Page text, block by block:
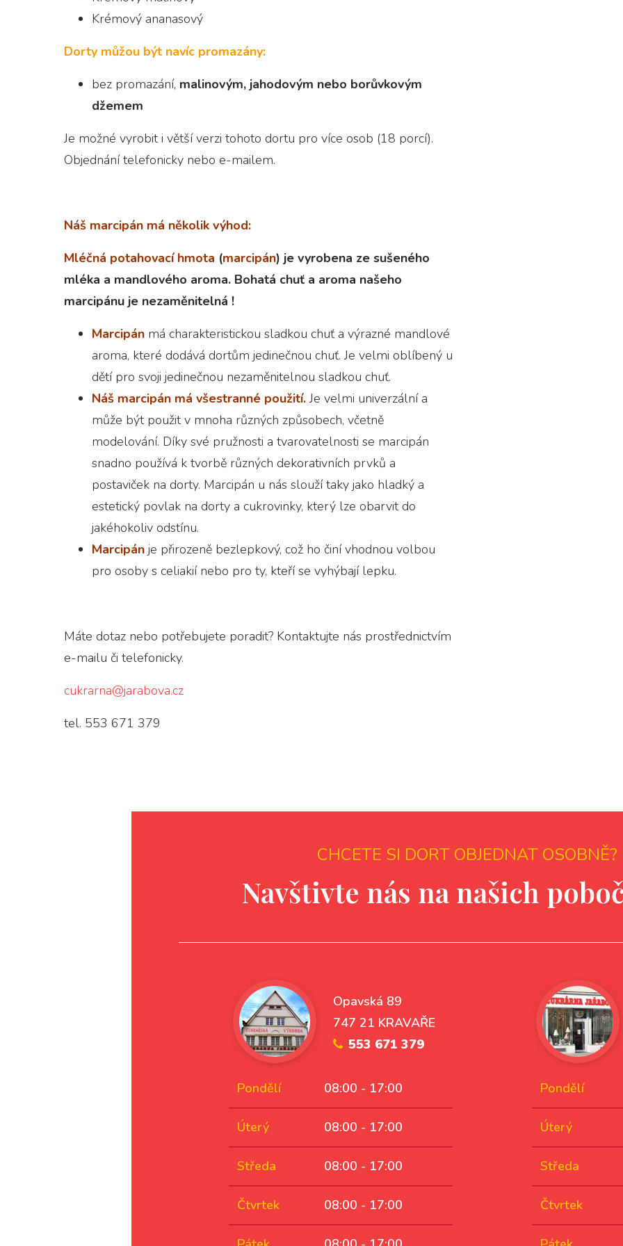
Krémový ananasový
Dorty můžou být navíc promazány:
bez promazání, malinovým, jahodovým nebo borůvkovým
džemem
Je možné vyrobit i větší verzi tohoto dortu pro více osob (18 porcí).
Objednání telefonicky nebo e-mailem.
Náš marcipán má několik výhod:
Mléčná potahovací hmota (marcipán) je vyrobena ze sušeného
mléka a mandlového aroma. Bohatá chuť a aroma našeho
marcipánu je nezaměnitelná !
Marcipán má charakteristickou sladkou chuť a výrazné mandlové
aroma, které dodává dortům jedinečnou chuť. Je velmi oblíbený u
dětí pro svoji jedinečnou nezaměnitelnou sladkou chuť.
Náš marcipán má všestranné použití. Je velmi univerzální a
může být použit v mnoha různých způsobech, včetně
modelování. Díky své pružnosti a tvarovatelnosti se marcipán
snadno používá k tvorbě různých dekorativních prvků a
postaviček na dorty. Marcipán u nás slouží taky jako hladký a
estetický povlak na dorty a cukrovinky, který lze obarvit do
jakéhokoliv odstínu.
Marcipán je přirozeně bezlepkový, což ho činí vhodnou volbou
pro osoby s celiakií nebo pro ty, kteří se vyhýbají lepku.
Máte dotaz nebo potřebujete poradit? Kontaktujte nás prostřednictvím
e-mailu či telefonicky.
cukrarna@jarabova.cz
tel. 553 671 379
CHCETE SI DORT OBJEDNAT OSOBNĚ?
Navštivte nás na našich
Opavská 89
747 21 KRAVAŘE
553 671 379
Pondělí 08:00 - 17:00
Úterý 08:00 - 17:00
Středa 08:00 - 17:00
Čtvrtek 08:00 - 17:00
Pondělí
Úterý
Středa
Čtvrtek